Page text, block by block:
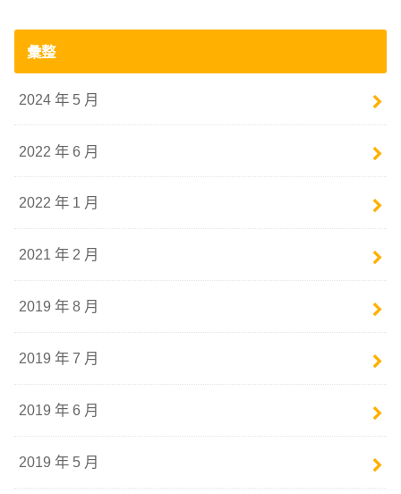
彙整
2024 年 5 月
2022 年 6 月
2022 年 1 月
2021 年 2 月
2019 年 8 月
2019 年 7 月
2019 年 6 月
2019 年 5 月